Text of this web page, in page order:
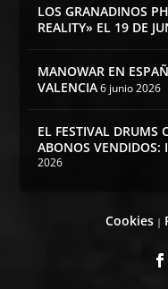
LOS GRANADINOS
REALITY» EL 19 DE
MANOWAR EN
VALENCIA 6 junio 2026
EL FESTIVAL DRUMS
ABONOS VENDIDOS:
2026
Cookies|